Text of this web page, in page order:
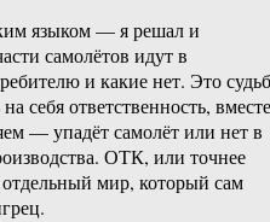
языком — ​я решал и
самолётов идут в
и какие нет. Это
себя ответственность, вместе
— упадёт самолёт или нет в
ОТК, или точнее
мир, который сам